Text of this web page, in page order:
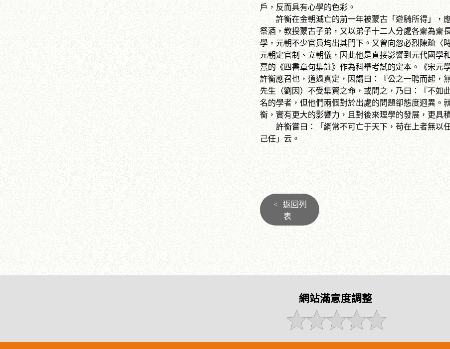
戶，反而具有心學的色彩。
許衡在金朝滅亡的前一年被蒙古「遊騎所得」，
祭酒，教授蒙古子弟，又以弟子十二人分處各齋為齋
學，元朝不少官員均出其門下。又曾向忽必烈陳疏〈
元朝定官制、立朝儀，因此他是直接影響到元代國學
熹的《四書章句集註》作為科舉考試的定本。《宋元
許衡應召也，道過真定，因謂曰：『公之一聘而起，
先生（劉因）不受集賢之命，或問之，乃曰：『不如
名的學者，但他們兩個對於出處的問題卻態度迥異。
衡，實有更大的影響力，且對後來理學的發展，更具
許衡嘗曰：「綱常不可亡于天下，苟在上者無以任
己任」云。
<
返回列
表
網站滿意度調整